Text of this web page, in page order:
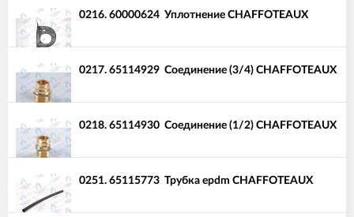
0216. 60000624 Уплотнение CHAFFOTEAUX
0217. 65114929 Соединение (3/4) CHAFFOTEAUX
0218. 65114930 Соединение (1/2) CHAFFOTEAUX
0251. 65115773 Трубка epdm CHAFFOTEAUX